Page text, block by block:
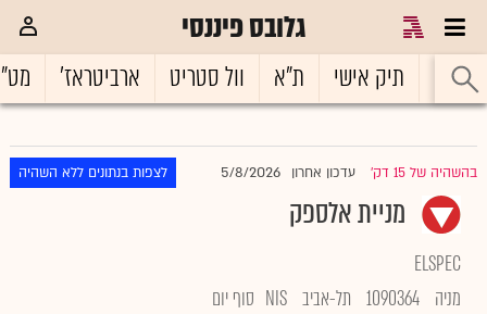
גלובס פיננסי
ראשי תיק אישי ת"א וול סטריט ארביטראז'
בהשהיה של 15 דק' עדכון אחרון 5/8/2026 לצפות בנתונים ללא השהיה
מניית אלספק
ELSPEC
מניה 1090364 תל-אביב NIS סוף יום